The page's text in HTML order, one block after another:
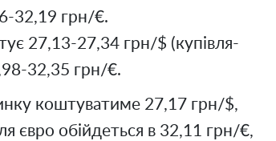
32,19 грн/€.
27,13-27,34 грн/$ (купівля-
32,35 грн/€.
коштуватиме 27,17 грн/$,
євро обійдеться в 32,11 грн/€,